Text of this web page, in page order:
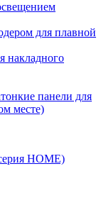
для плавной
накладного
панели для
месте)
HOME)